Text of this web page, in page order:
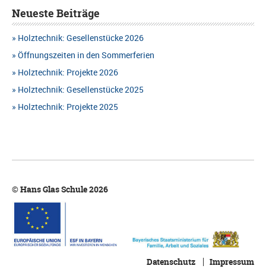
Neueste Beiträge
Holztechnik: Gesellenstücke 2026
Öffnungszeiten in den Sommerferien
Holztechnik: Projekte 2026
Holztechnik: Gesellenstücke 2025
Holztechnik: Projekte 2025
© Hans Glas Schule 2026
Datenschutz Impressum